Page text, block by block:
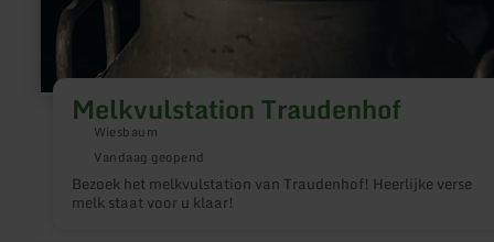
Melkvulstation Traudenhof
Wiesbaum
Vandaag geopend
Bezoek het melkvulstation van Traudenhof! Heerlijke verse
melk staat voor u klaar!